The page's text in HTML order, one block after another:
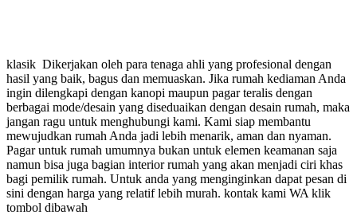
klasik Dikerjakan oleh para tenaga ahli yang profesional dengan
hasil yang baik, bagus dan memuaskan. Jika rumah kediaman Anda
ingin dilengkapi dengan kanopi maupun pagar teralis dengan
berbagai mode/desain yang diseduaikan dengan desain rumah, maka
jangan ragu untuk menghubungi kami. Kami siap membantu
mewujudkan rumah Anda jadi lebih menarik, aman dan nyaman.
Pagar untuk rumah umumnya bukan untuk elemen keamanan saja
namun bisa juga bagian interior rumah yang akan menjadi ciri khas
bagi pemilik rumah. Untuk anda yang menginginkan dapat pesan di
sini dengan harga yang relatif lebih murah. kontak kami WA klik
tombol dibawah